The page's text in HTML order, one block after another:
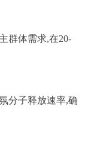
群体需求,在20-
分子释放速率,确